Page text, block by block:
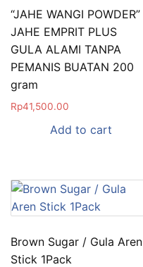
“JAHE WANGI POWDER”
JAHE EMPRIT PLUS
GULA ALAMI TANPA
PEMANIS BUATAN 200
gram
Rp41,500.00
Add to cart
Brown Sugar / Gula Aren
Stick 1Pack